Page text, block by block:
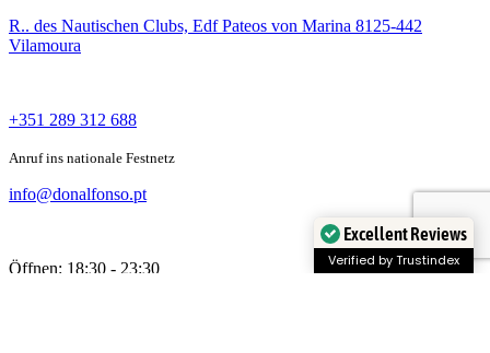
R.. des Nautischen Clubs, Edf Pateos von Marina 8125-442
Vilamoura
+351 289 312 688
Anruf ins nationale Festnetz
info@donalfonso.pt
Öffnen: 18:30 - 23:30
Excellent Reviews
Verified by Trustindex